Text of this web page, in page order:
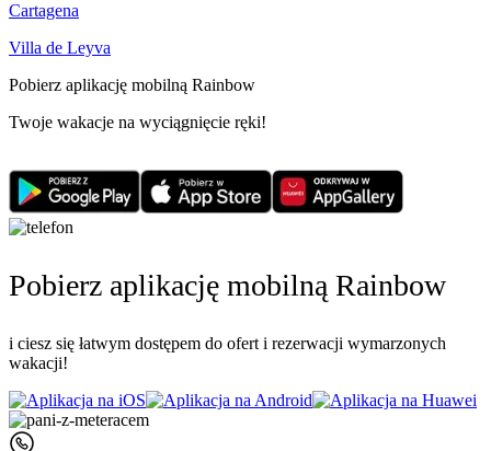
Cartagena
Villa de Leyva
Pobierz aplikację mobilną Rainbow
Twoje wakacje na wyciągnięcie ręki!
Pobierz aplikację mobilną Rainbow
i ciesz się łatwym dostępem do ofert i rezerwacji wymarzonych
wakacji!